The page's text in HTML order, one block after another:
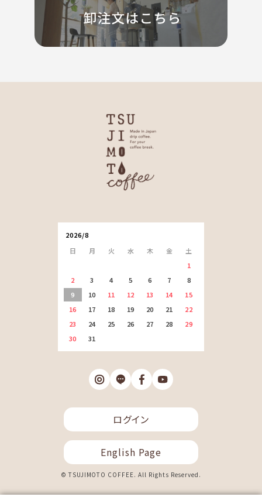
2026/8
日
月 火 水 木 金
土
1
2
3 4 5 6 7
8
9
10 11 12 13 14
15
16
17 18 19 20 21
22
23
24 25 26 27 28
29
30
31
ログイン
English Page
© TSUJIMOTO COFFEE. All Rights Reserved.